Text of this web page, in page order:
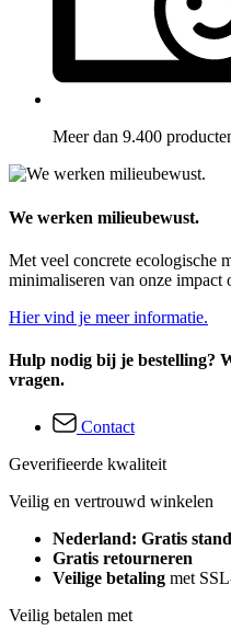
Meer dan 9.400
We werken milieubewust.
Met veel concrete ecologische
minimaliseren van onze impact
Hier vind je meer informatie.
Hulp nodig bij je bestelling?
vragen.
Contact
Geverifieerde kwaliteit
Veilig en vertrouwd winkelen
Nederland: Gratis
Gratis retourneren
Veilige betaling met
Veilig betalen met